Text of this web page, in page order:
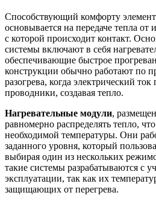
Способствующий комфорту
основывается на передаче тепла от
с которой происходит контакт.
системы включают в себя
обеспечивающие быстрое
конструкции обычно работают по
разогрева, когда электрический ток
проводники, создавая тепло.
Нагревательные модули,
равномерно распределять тепло,
необходимой температуры. Они
заданного уровня, который
выбирая один из нескольких
такие системы разрабатываются с
эксплуатации, так как их
защищающих от перегрева.